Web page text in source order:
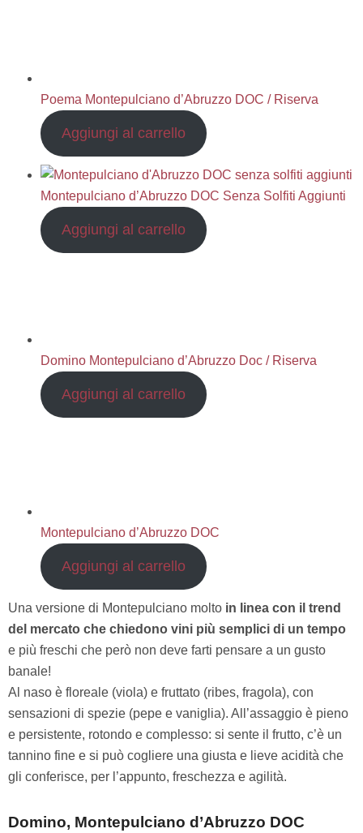
Poema Montepulciano d’Abruzzo DOC / Riserva
Aggiungi al carrello
Montepulciano d’Abruzzo DOC Senza Solfiti Aggiunti
Aggiungi al carrello
Domino Montepulciano d’Abruzzo Doc / Riserva
Aggiungi al carrello
Montepulciano d’Abruzzo DOC
Aggiungi al carrello
Una versione di Montepulciano molto in linea con il trend
del mercato che chiedono vini più semplici di un tempo
e più freschi che però non deve farti pensare a un gusto
banale!
Al naso è floreale (viola) e fruttato (ribes, fragola), con
sensazioni di spezie (pepe e vaniglia). All’assaggio è pieno
e persistente, rotondo e complesso: si sente il frutto, c’è un
tannino fine e si può cogliere una giusta e lieve acidità che
gli conferisce, per l’appunto, freschezza e agilità.
Domino, Montepulciano d’Abruzzo DOC